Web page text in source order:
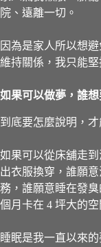
院、遠離一切。
因為是家人所以想
維持關係，我只能
如果可以做夢，誰想
到底要怎麼說明，
如果可以從床舖走
出衣服換穿，誰願
務，誰願意睡在發
個月卡在 4 坪大的
睡眠是我一直以來